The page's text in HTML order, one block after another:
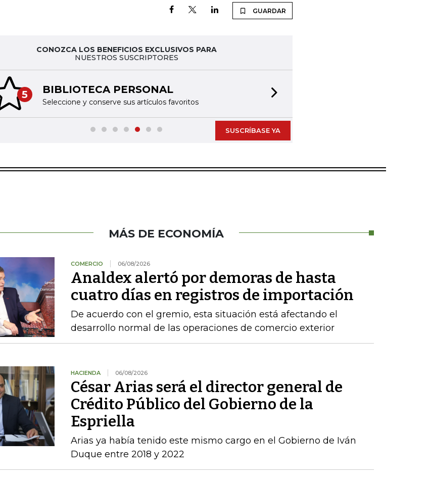
GUARDAR
CONOZCA LOS BENEFICIOS EXCLUSIVOS PARA
NUESTROS SUSCRIPTORES
5 BIBLIOTECA PERSONAL
Seleccione y conserve sus artículos favoritos
slide
SUSCRÍBASE YA
MÁS DE ECONOMÍA
COMERCIO 06/08/2026
Analdex alertó por demoras de hasta
cuatro días en registros de importación
De acuerdo con el gremio, esta situación está afectando el
desarrollo normal de las operaciones de comercio exterior
HACIENDA 06/08/2026
César Arias será el director general de
Crédito Público del Gobierno de la
Espriella
Arias ya había tenido este mismo cargo en el Gobierno de Iván
Duque entre 2018 y 2022